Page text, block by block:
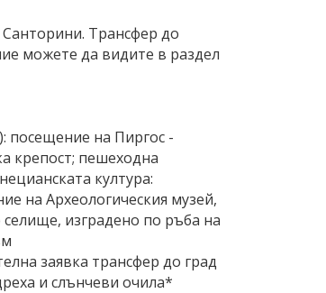
Трансфер до
можете да видите в раздел
посещение на Пиргос -
крепост; пешеходна
култура:
на Археологическия музей,
изградено по ръба на
заявка трансфер до град
и слънчеви очила*